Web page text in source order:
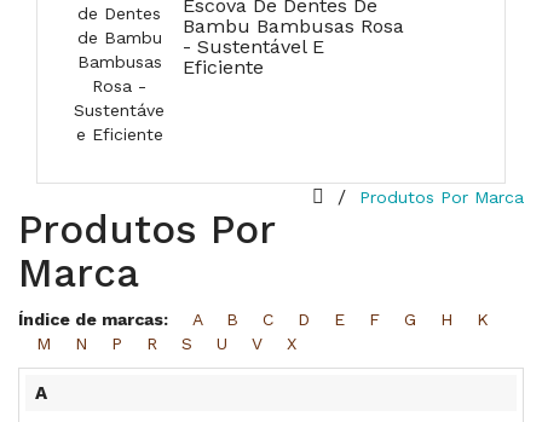
Escova De Dentes De
Bambu Bambusas Rosa
- Sustentável E
Eficiente
Produtos Por Marca
Produtos Por
Marca
Índice de marcas: A B C D E F G H
K
M
N P R S U V X
A